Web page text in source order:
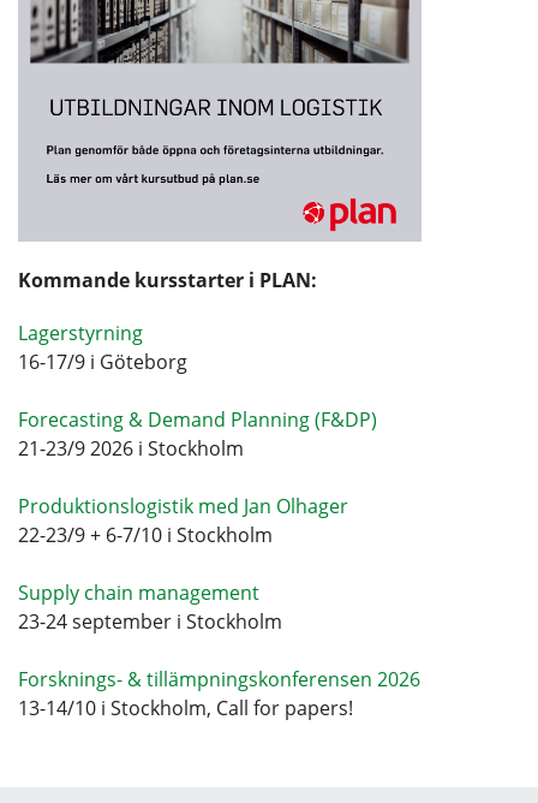
Kommande kursstarter i PLAN:
Lagerstyrning
16-17/9 i Göteborg
Forecasting & Demand Planning (F&DP)
21-23/9 2026 i Stockholm
Produktionslogistik med Jan Olhager
22-23/9 + 6-7/10 i Stockholm
Supply chain management
23-24 september i Stockholm
Forsknings- & tillämpningskonferensen 2026
13-14/10 i Stockholm, Call for papers!